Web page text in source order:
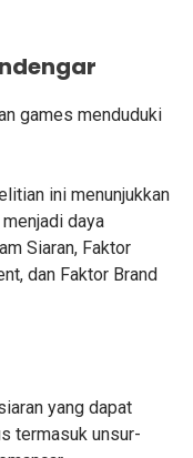
games menduduki
ini menunjukkan
daya
Siaran, Faktor
dan Faktor Brand
yang dapat
termasuk unsur-